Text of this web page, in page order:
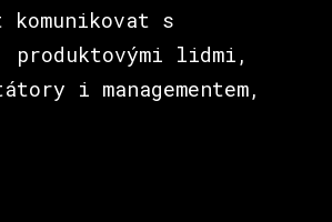
komunikovat s
lidmi,
i managementem,